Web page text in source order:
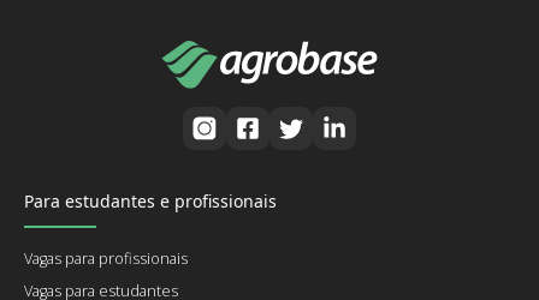
Para estudantes e profissionais
Vagas para profissionais
Vagas para estudantes